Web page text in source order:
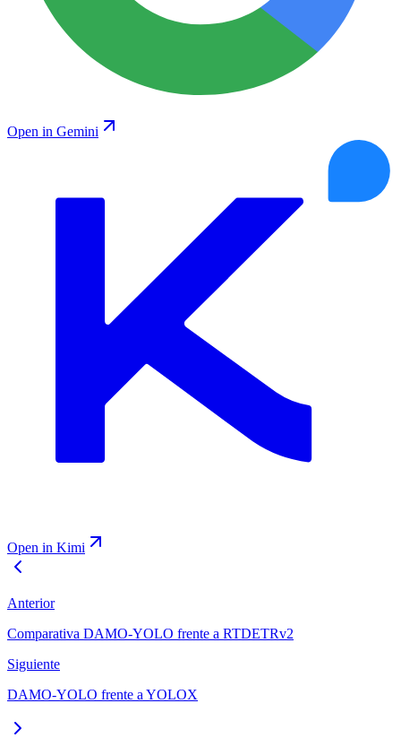
Open in Gemini
Open in Kimi
Anterior
Comparativa DAMO-YOLO frente a RTDETRv2
Siguiente
DAMO-YOLO frente a YOLOX